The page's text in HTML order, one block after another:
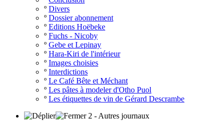
º Divers
º Dossier abonnement
º Editions Hoëbeke
º Fuchs - Nicoby
º Gebe et Lepinay
º Hara-Kiri de l'intérieur
º Images choisies
º Interdictions
º Le Café Bête et Méchant
º Les pâtes à modeler d'Otho Puol
º Les étiquettes de vin de Gérard Descrambe
2 - Autres journaux